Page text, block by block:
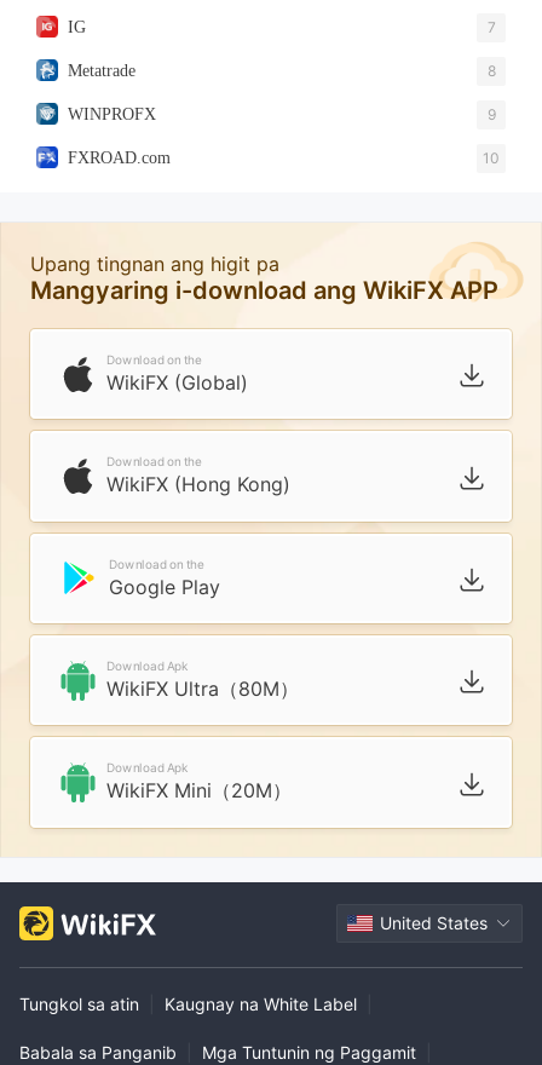
IG 7
Metatrade 8
WINPROFX 9
FXROAD.com 10
Upang tingnan ang higit pa
Mangyaring i-download ang WikiFX APP
Download on the
WikiFX (Global)
Download on the
WikiFX (Hong Kong)
Download on the
Google Play
Download Apk
WikiFX Ultra（80M）
Download Apk
WikiFX Mini（20M）
United States
Tungkol sa atin Kaugnay na White Label
Babala sa Panganib Mga Tuntunin ng Paggamit